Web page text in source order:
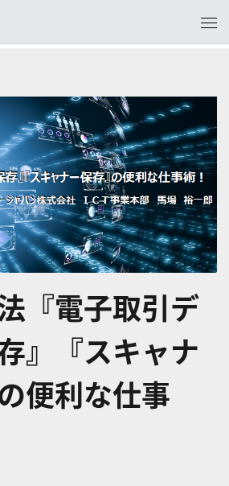
『電子取引デ
』『スキャナ
便利な仕事